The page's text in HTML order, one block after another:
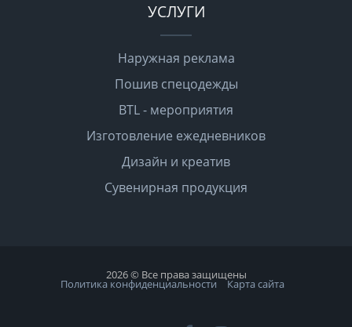
УСЛУГИ
Наружная реклама
Пошив спецодежды
BTL - мероприятия
Изготовление ежедневников
Дизайн и креатив
Сувенирная продукция
2026 © Все права защищены
Политика конфиденциальности Карта сайта